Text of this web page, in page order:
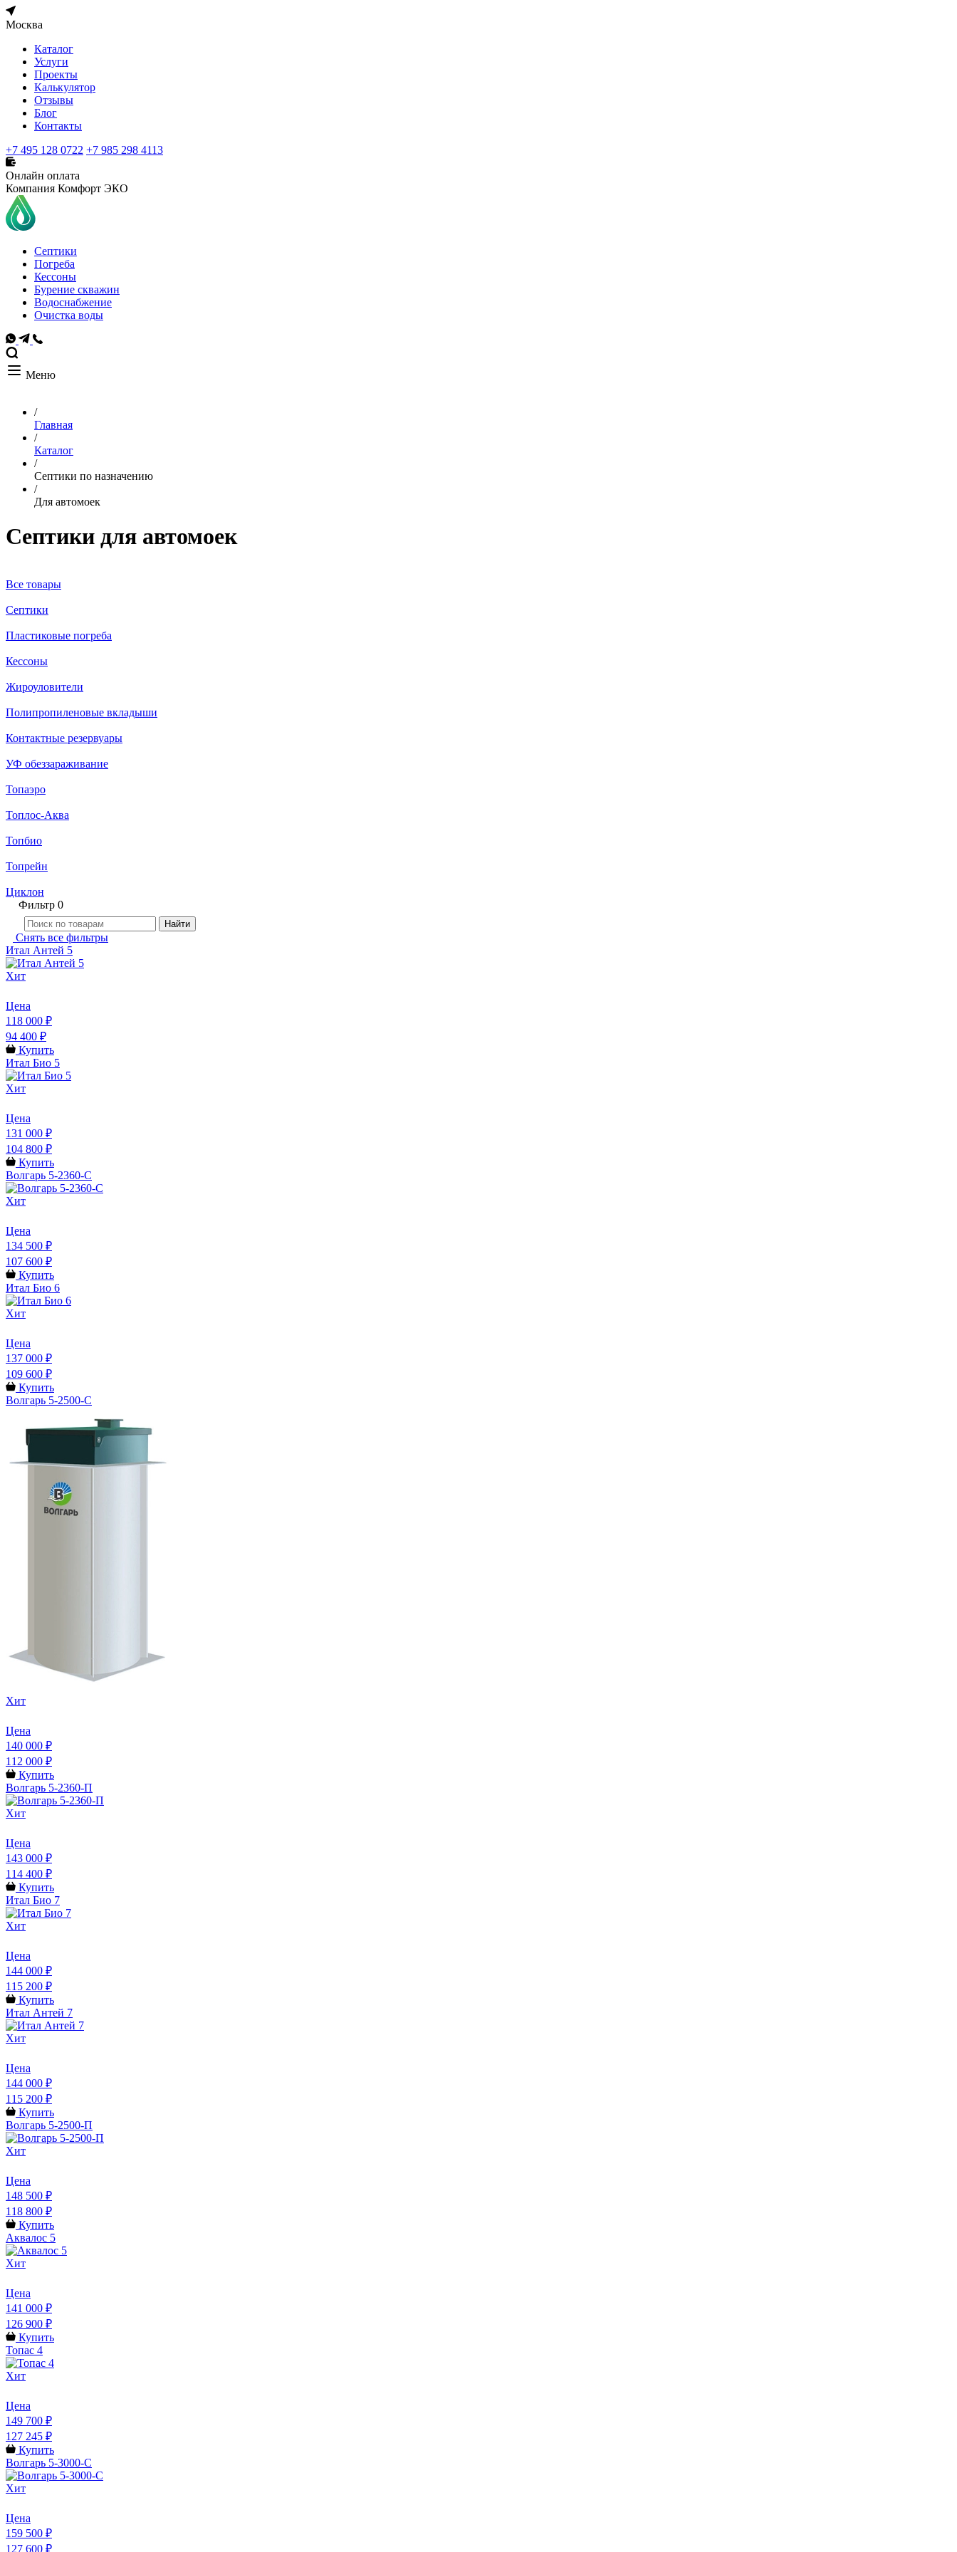
Москва
Каталог
Услуги
Проекты
Калькулятор
Отзывы
Блог
Контакты
+7 495 128 0722 +7 985 298 4113
Онлайн оплата
Компания Комфорт ЭКО
Септики
Погреба
Кессоны
Бурение скважин
Водоснабжение
Очистка воды
Меню
/
Главная
/
Каталог
/
Септики по назначению
/
Для автомоек
Септики для автомоек
Все товары
Септики
Пластиковые погреба
Кессоны
Жироуловители
Полипропиленовые вкладыши
Контактные резервуары
УФ обеззараживание
Топаэро
Топлос-Аква
Топбио
Топрейн
Циклон
Фильтр 0
Найти
Снять все фильтры
Итал Антей 5
Хит
Цена
118 000 ₽
94 400 ₽
Купить
Итал Био 5
Хит
Цена
131 000 ₽
104 800 ₽
Купить
Волгарь 5-2360-С
Хит
Цена
134 500 ₽
107 600 ₽
Купить
Итал Био 6
Хит
Цена
137 000 ₽
109 600 ₽
Купить
Волгарь 5-2500-С
Хит
Цена
140 000 ₽
112 000 ₽
Купить
Волгарь 5-2360-П
Хит
Цена
143 000 ₽
114 400 ₽
Купить
Итал Био 7
Хит
Цена
144 000 ₽
115 200 ₽
Купить
Итал Антей 7
Хит
Цена
144 000 ₽
115 200 ₽
Купить
Волгарь 5-2500-П
Хит
Цена
148 500 ₽
118 800 ₽
Купить
Аквалос 5
Хит
Цена
141 000 ₽
126 900 ₽
Купить
Топас 4
Хит
Цена
149 700 ₽
127 245 ₽
Купить
Волгарь 5-3000-С
Хит
Цена
159 500 ₽
127 600 ₽